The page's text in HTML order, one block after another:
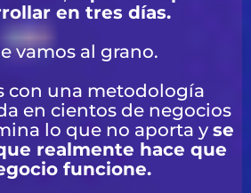
en tres días.
vamos al grano.
con una metodología
en cientos de negocios
lo que no aporta y se
realmente hace que
funcione.